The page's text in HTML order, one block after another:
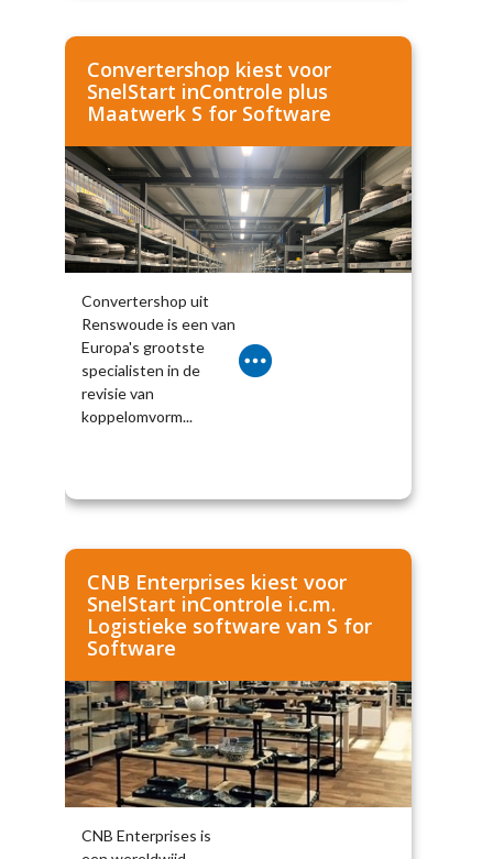
Convertershop kiest voor
SnelStart inControle plus
Maatwerk S for Software
Convertershop uit
Renswoude is een van
Europa's grootste
specialisten in de
revisie van
koppelomvorm...
CNB Enterprises kiest voor
SnelStart inControle i.c.m.
Logistieke software van S for
Software
CNB Enterprises is